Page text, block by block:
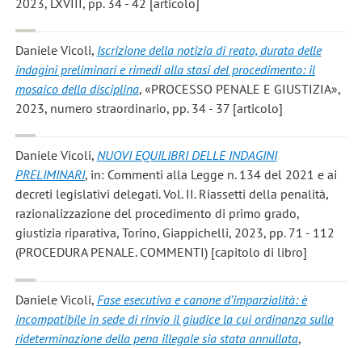
Daniele Vicoli, Iscrizione della notizia di reato, durata delle
indagini preliminari e rimedi alla stasi del procedimento: il
mosaico della disciplina, «PROCESSO PENALE E GIUSTIZIA»,
2023, numero straordinario, pp. 34 - 37 [articolo]
Daniele Vicoli, NUOVI EQUILIBRI DELLE INDAGINI
PRELIMINARI, in: Commenti alla Legge n. 134 del 2021 e ai
decreti legislativi delegati. Vol. II. Riassetti della penalità,
razionalizzazione del procedimento di primo grado,
giustizia riparativa, Torino, Giappichelli, 2023, pp. 71 - 112
(PROCEDURA PENALE. COMMENTI) [capitolo di libro]
Daniele Vicoli, Fase esecutiva e canone d’imparzialità: è
incompatibile in sede di rinvio il giudice la cui ordinanza sulla
rideterminazione della pena illegale sia stata annullata,